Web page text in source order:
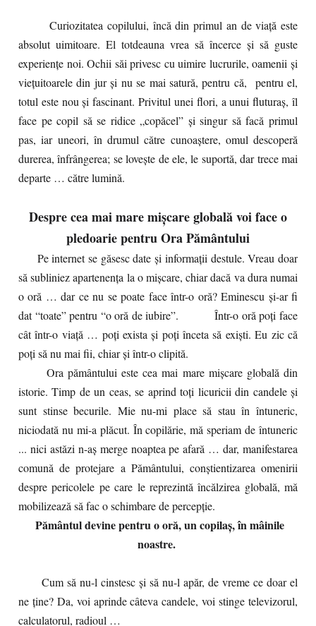
Curiozitatea copilului, încă din primul an de viaţă este
absolut uimitoare. El totdeauna vrea să încerce şi să guste
experienţe noi. Ochii săi privesc cu uimire lucrurile, oamenii şi
vieţuitoarele din jur şi nu se mai satură, pentru că, pentru el,
totul este nou şi fascinant. Privitul unei flori, a unui fluturaş, îl
face pe copil să se ridice „copăcel” şi singur să facă primul
pas, iar uneori, în drumul către cunoaştere, omul descoperă
durerea, înfrângerea; se loveşte de ele, le suportă, dar trece mai
departe … către lumină.
Despre cea mai mare mișcare globală voi face o
pledoarie pentru Ora Pământului
Pe internet se găsesc date şi informaţii destule. Vreau doar
să subliniez apartenenţa la o mişcare, chiar dacă va dura numai
o oră … dar ce nu se poate face într-o oră? Eminescu şi-ar fi
dat “toate” pentru “o oră de iubire”. Într-o oră poţi face
cât într-o viaţă … poţi exista şi poţi înceta să exişti. Eu zic că
poţi să nu mai fii, chiar şi într-o clipită.
Ora pământului este cea mai mare mişcare globală din
istorie. Timp de un ceas, se aprind toţi licuricii din candele şi
sunt stinse becurile. Mie nu-mi place să stau în întuneric,
niciodată nu mi-a plăcut. În copilărie, mă speriam de întuneric
... nici astăzi n-aş merge noaptea pe afară … dar, manifestarea
comună de protejare a Pământului, conştientizarea omenirii
despre pericolele pe care le reprezintă încălzirea globală, mă
mobilizează să fac o schimbare de percepție.
Pământul devine pentru o oră, un copilaş, în mâinile
noastre.
Cum să nu-l cinstesc şi să nu-l apăr, de vreme ce doar el
ne ţine? Da, voi aprinde câteva candele, voi stinge televizorul,
calculatorul, radioul …